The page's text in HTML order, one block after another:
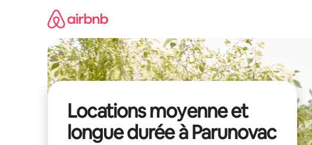
Locations moyenne et
longue durée à Parunovac